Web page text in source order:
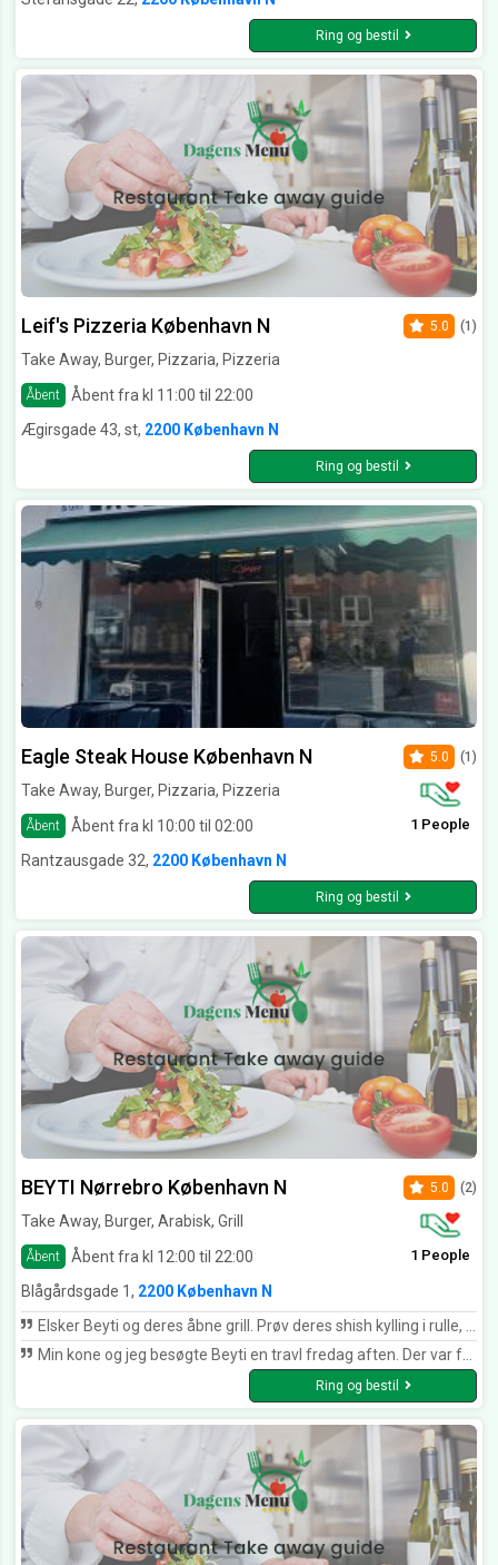
Ring og bestil
Leif's Pizzeria København N
Take Away, Burger, Pizzaria, Pizzeria
Åbent Åbent fra kl 11:00 til 22:00
5.0 (1)
Ægirsgade 43, st, 2200 København N
Ring og bestil
Eagle Steak House København N
Take Away, Burger, Pizzaria, Pizzeria
Åbent Åbent fra kl 10:00 til 02:00
5.0 (1)
1 People
Rantzausgade 32, 2200 København N
Ring og bestil
BEYTI Nørrebro København N
Take Away, Burger, Arabisk, Grill
Åbent Åbent fra kl 12:00 til 22:00
5.0 (2)
1 People
Blågårdsgade 1, 2200 København N
Elsker Beyti og deres åbne grill. Prøv deres shish kylling i rulle, det er den jeg bedst kan lide! Derudover kan det varmt anbefales som frokoststed hvis man arbejder i nærheden.
Min kone og jeg besøgte Beyti en travl fredag aften. Der var fyldt med folk, men vi var heldigt at få et lille bord. Betjeningen havde masser af overskud, og vi fik hurtigt vores bestilling. Maden skuffede ikke, og retten med de forskellige kødspid var fantastisk lækker. Det samme var salat og det øvrige tilbehør. Stedet kan stærkt anbefales, hvis
Ring og bestil